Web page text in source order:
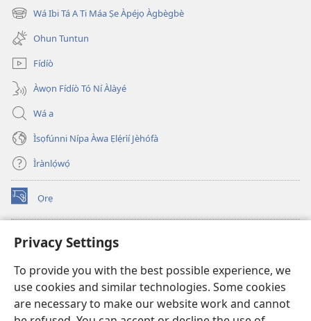
Privacy Settings
To provide you with the best possible experience, we
use cookies and similar technologies. Some cookies
are necessary to make our website work and cannot
new
window)
Wá Ibi Tá A Ti Máa Ṣe Àpéjọ Àgbègbè
(opens
new
window)
Ohun Tuntun
Fídíò
Àwọn Fídíò Tó Ní Àlàyé
Wá a
Ìsọfúnni Nípa Àwa Ẹlẹ́rìí Jèhófà
Ìrànlọ́wọ́
Ọrẹ
(opens
new
ÀKÁ ÌWÉ ORÍ ÍŃTÁNẸ́Ẹ̀TÌ TI Watchtower™
(opens
window)JW Hub
(opens
new
window)JW Library